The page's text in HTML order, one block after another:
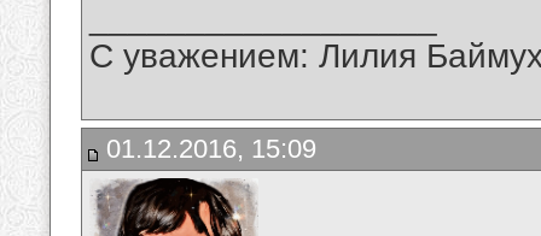
С уважением: Лилия
01.12.2016, 15:09